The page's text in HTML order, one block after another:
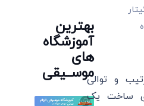
و توالی
ساخت یک
بهترین
آموزشگاه
های
موســیقی